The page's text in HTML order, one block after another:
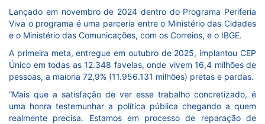
Lançado em novembro de 2024 dentro do Programa Periferia
Viva o programa é uma parceria entre o Ministério das Cidades
e o Ministério das Comunicações, com os Correios, e o IBGE.
A primeira meta, entregue em outubro de 2025, implantou CEP
Único em todas as 12.348 favelas, onde vivem 16,4 milhões de
pessoas, a maioria 72,9% (11.956.131 milhões) pretas e pardas.
“Mais que a satisfação de ver esse trabalho concretizado, é
uma honra testemunhar a política pública chegando a quem
realmente precisa. Estamos em processo de reparação de